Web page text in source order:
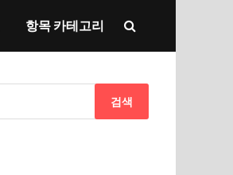
항목 카테고리